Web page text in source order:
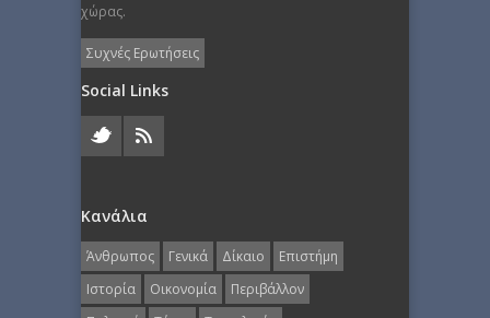
χώρας.
Συχνές Ερωτήσεις
Social Links
Κανάλια
Άνθρωπος Γενικά Δίκαιο
Επιστήμη
Ιστορία
Οικονομία
Περιβάλλον